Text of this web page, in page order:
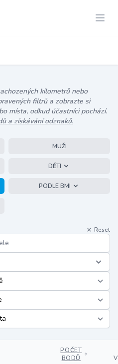
kilometrů nebo
filtrů a zobrazte si
místa, odkud účastníci pochází.
a získávání odznaků.
MUŽI
DĚTI
PODLE BMI
Reset
POČET
BODŮ